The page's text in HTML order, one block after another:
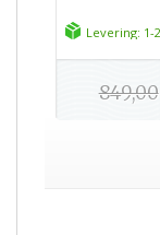
Levering: 1-
849,00